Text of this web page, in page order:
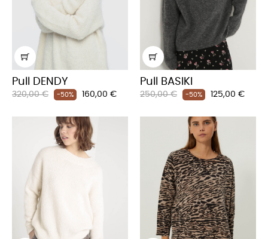
Pull DENDY
Prix
320,00 € -50% Prix
160,00 €
Pull BASIKI
Prix
250,00 € -50% Prix
125,00 €